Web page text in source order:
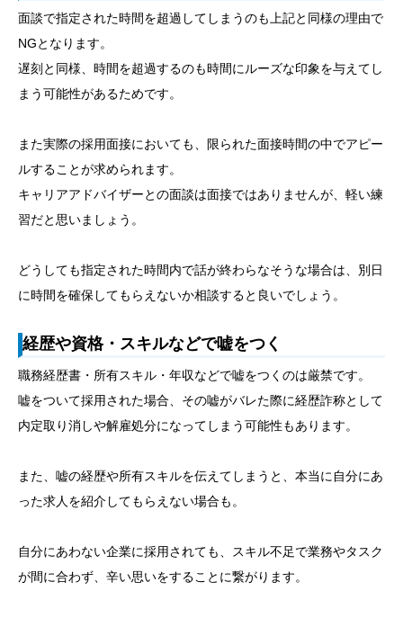
面談で指定された時間を超過してしまうのも上記と同様の理由で
NGとなります。
遅刻と同様、時間を超過するのも時間にルーズな印象を与えてし
まう可能性があるためです。
また実際の採用面接においても、限られた面接時間の中でアピー
ルすることが求められます。
キャリアアドバイザーとの面談は面接ではありませんが、軽い練
習だと思いましょう。
どうしても指定された時間内で話が終わらなそうな場合は、別日
に時間を確保してもらえないか相談すると良いでしょう。
経歴や資格・スキルなどで嘘をつく
職務経歴書・所有スキル・年収などで嘘をつくのは厳禁です。
嘘をついて採用された場合、その嘘がバレた際に経歴詐称として
内定取り消しや解雇処分になってしまう可能性もあります。
また、嘘の経歴や所有スキルを伝えてしまうと、本当に自分にあ
った求人を紹介してもらえない場合も。
自分にあわない企業に採用されても、スキル不足で業務やタスク
が間に合わず、辛い思いをすることに繋がります。